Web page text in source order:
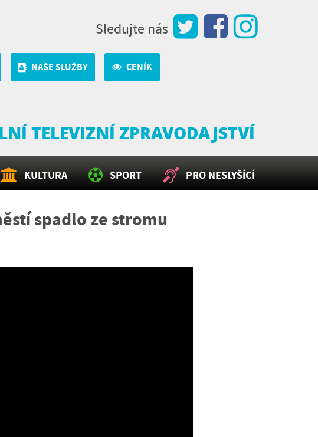
Sledujte nás
NAŠE SLUŽBY CENÍK
TELEVIZNÍ ZPRAVODAJSTVÍ
PRO NESLYŠÍCÍ
SPORT
KULTURA
spadlo ze stromu